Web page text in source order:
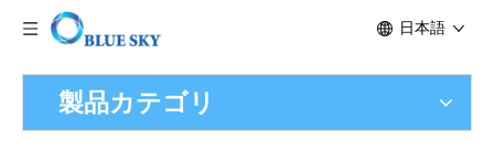
日本語
製品カテゴリ